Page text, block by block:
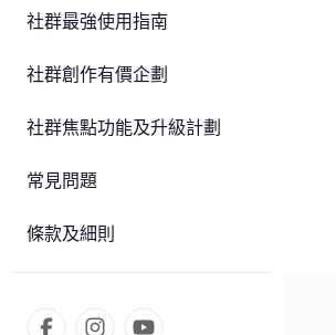
社群最強使用指南
社群創作有價企劃
社群焦點功能及升級計劃
常見問題
條款及細則